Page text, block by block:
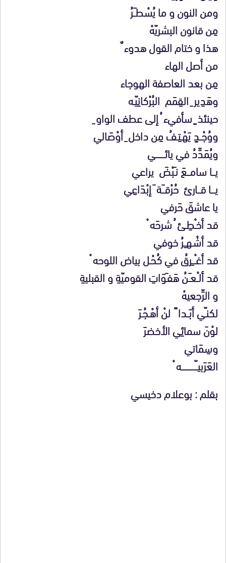
ومن النون و ما يُسْطـَـرُ
مِن قانون البشريّهْ
هذا و ختام القول هدوء ٌ
من أصل الهاء
مِن بعد العاصفة الهوجاء
وهَدِير ِ القِمَم البُرْكانِيّـه
حينئذ ٍ سأفيء ُ إلى عطف الواو ِ
ووُجْــدٍ يَهْـتِـفُ مِن داخل ِ أوْصَالي
ويُمَدِّدُ في يائـــــــــي
يـــا سامـــعَ نـَبْضَ يراعي
يــــا قـــارئ حُرْقــَـة َ إبْدَاعِي
يا عاشقَ حَرفي
قد أخـْطِـئ ُ شرحَه ْ
قد أشْـهـِـرُ خوفي
قد أغـْـــِرقُ في كُحْـل بياض اللوحه ْ
قد ألـْـعـَـنُ هَفـَوَاتِ القوميّةِ و القبليةِ
و الرِّجعيهْ
لكنـّي أبَــدا ً لنْ أهْـجُـرَ
لوْنَ سمائِي الأخضرَ
وسِمَاتي
العَرَبيــّــــــــــــــه ْ
بقلم : بوعلام دخيسي